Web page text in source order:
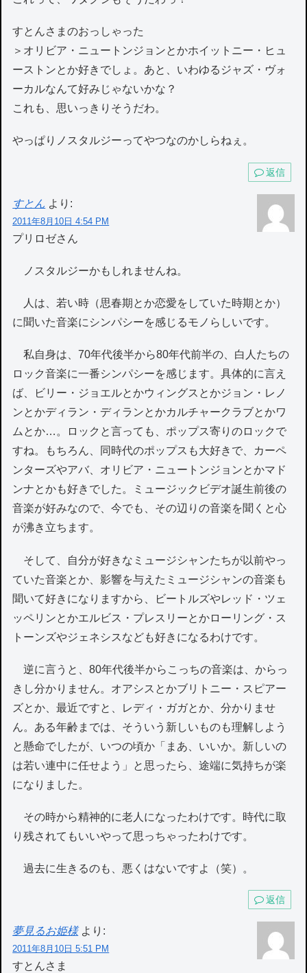
すとんさまのおっしゃった
＞オリビア・ニュートンジョンとかホイットニー・ヒュ
ーストンとか好きでしょ。あと、いわゆるジャズ・ヴォ
ーカルなんて好みじゃないかな？
これも、思いっきりそうだわ。
やっぱりノスタルジーってやつなのかしらねぇ。
返信
すとん より:
2011年8月10日 4:54 PM
プリロゼさん
ノスタルジーかもしれませんね。
人は、若い時（思春期とか恋愛をしていた時期とか）
に聞いた音楽にシンパシーを感じるモノらしいです。
私自身は、70年代後半から80年代前半の、白人たちの
ロック音楽に一番シンパシーを感じます。具体的に言え
ば、ビリー・ジョエルとかウィングスとかジョン・レノ
ンとかディラン・ディランとかカルチャークラブとかワ
ムとか…。ロックと言っても、ポップス寄りのロックで
すね。もちろん、同時代のポップスも大好きで、カーペ
ンターズやアバ、オリビア・ニュートンジョンとかマド
ンナとかも好きでした。ミュージックビデオ誕生前後の
音楽が好みなので、今でも、その辺りの音楽を聞くと心
が沸き立ちます。
そして、自分が好きなミュージシャンたちが以前やっ
ていた音楽とか、影響を与えたミュージシャンの音楽も
聞いて好きになりますから、ビートルズやレッド・ツェ
ッペリンとかエルビス・プレスリーとかローリング・ス
トーンズやジェネシスなども好きになるわけです。
逆に言うと、80年代後半からこっちの音楽は、からっ
きし分かりません。オアシスとかブリトニー・スピアー
ズとか、最近ですと、レディ・ガガとか、分かりませ
ん。ある年齢までは、そういう新しいものも理解しよう
と懸命でしたが、いつの頃か「まあ、いいか。新しいの
は若い連中に任せよう」と思ったら、途端に気持ちが楽
になりました。
その時から精神的に老人になったわけです。時代に取
り残されてもいいやって思っちゃったわけです。
過去に生きるのも、悪くはないですよ（笑）。
返信
夢見るお姫様 より:
2011年8月10日 5:51 PM
すとんさま